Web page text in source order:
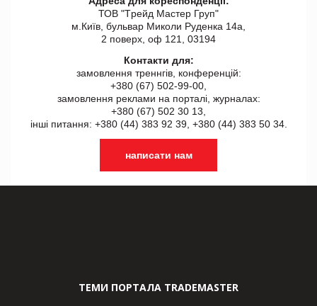
ТОВ "Tрейд Мастер Груп"
м.Київ, бульвар Миколи Руденка 14а,
2 поверх, оф 121, 03194
Контакти для:
замовлення треннгів, конференцій:
+380 (67) 502-99-00,
замовлення реклами на порталі, журналах:
+380 (67) 502 30 13,
інші питання: +380 (44) 383 92 39, +380 (44) 383 50 34.
написати нам
ТЕМИ ПОРТАЛА TRADEMASTER